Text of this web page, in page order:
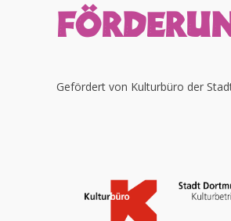
Gefördert von Kulturbüro der